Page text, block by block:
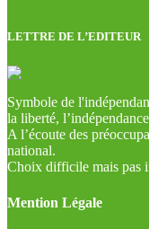
LETTRE DE L’EDITEUR
Symbole de
la liberté,
A l’écoute des
national.
Choix difficile mais pas
Mention Légale